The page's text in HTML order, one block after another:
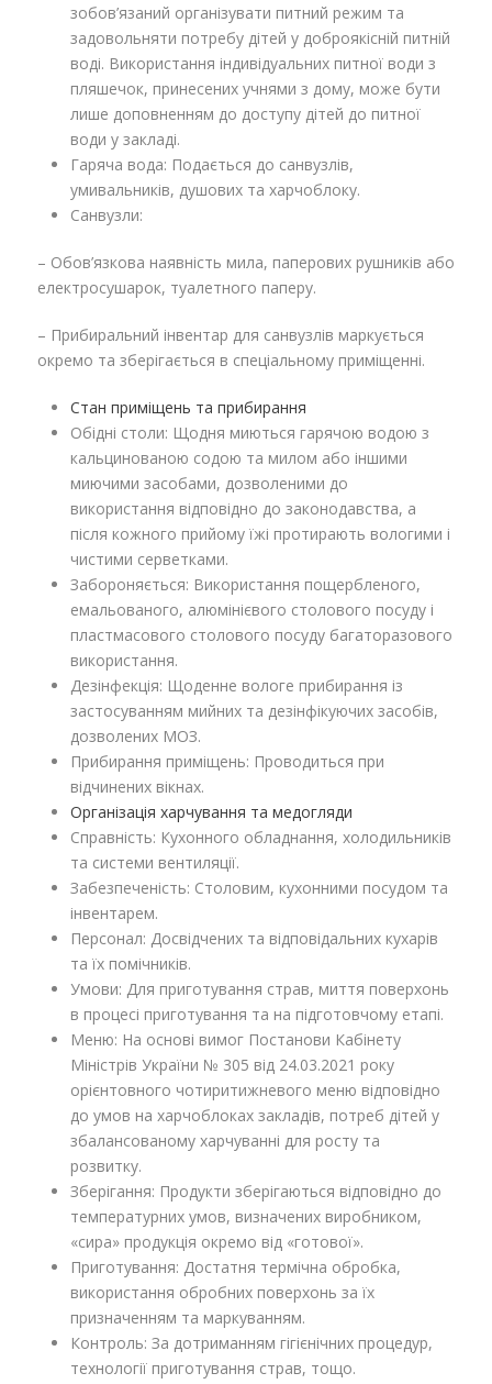
зобов’язаний організувати питний режим та
задовольняти потребу дітей у доброякісній питній
воді. Використання індивідуальних питної води з
пляшечок, принесених учнями з дому, може бути
лише доповненням до доступу дітей до питної
води у закладі.
Гаряча вода: Подається до санвузлів,
умивальників, душових та харчоблоку.
Санвузли:
– Обов’язкова наявність мила, паперових рушників або
електросушарок, туалетного паперу.
– Прибиральний інвентар для санвузлів маркується
окремо та зберігається в спеціальному приміщенні.
Стан приміщень та прибирання
Обідні столи: Щодня миються гарячою водою з
кальцинованою содою та милом або іншими
миючими засобами, дозволеними до
використання відповідно до законодавства, а
після кожного прийому їжі протирають вологими і
чистими серветками.
Забороняється: Використання пощербленого,
емальованого, алюмінієвого столового посуду і
пластмасового столового посуду багаторазового
використання.
Дезінфекція: Щоденне вологе прибирання із
застосуванням мийних та дезінфікуючих засобів,
дозволених МОЗ.
Прибирання приміщень: Проводиться при
відчинених вікнах.
Організація харчування та медогляди
Справність: Кухонного обладнання, холодильників
та системи вентиляції.
Забезпеченість: Столовим, кухонними посудом та
інвентарем.
Персонал: Досвідчених та відповідальних кухарів
та їх помічників.
Умови: Для приготування страв, миття поверхонь
в процесі приготування та на підготовчому етапі.
Меню: На основі вимог Постанови Кабінету
Міністрів України № 305 від 24.03.2021 року
орієнтовного чотиритижневого меню відповідно
до умов на харчоблоках закладів, потреб дітей у
збалансованому харчуванні для росту та
розвитку.
Зберігання: Продукти зберігаються відповідно до
температурних умов, визначених виробником,
«сира» продукція окремо від «готової».
Приготування: Достатня термічна обробка,
використання обробних поверхонь за їх
призначенням та маркуванням.
Контроль: За дотриманням гігієнічних процедур,
технології приготування страв, тощо.